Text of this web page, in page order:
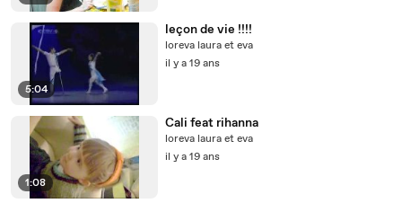
5:04
leçon de vie !!!!
loreva laura et eva
il y a 19 ans
1:08
Cali feat rihanna
loreva laura et eva
il y a 19 ans